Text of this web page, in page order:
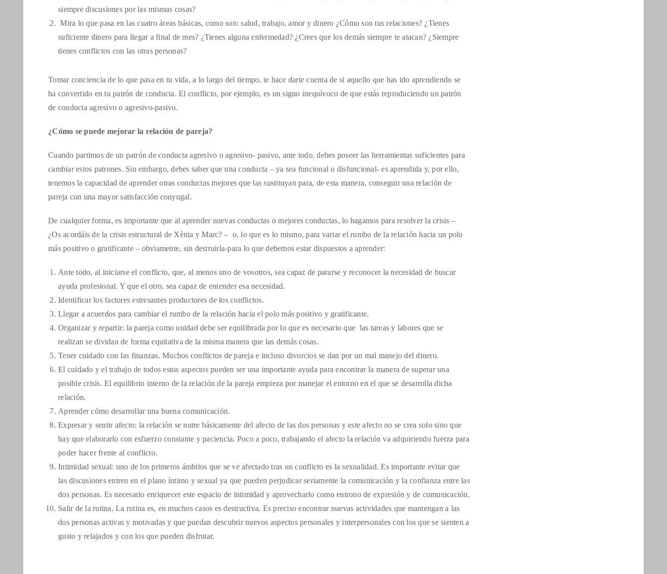
siempre discusiones por las mismas cosas?
Mira lo que pasa en las cuatro áreas básicas, como son: salud, trabajo, amor y dinero ¿Cómo son tus relaciones? ¿Tienes
suficiente dinero para llegar a final de mes? ¿Tienes alguna enfermedad? ¿Crees que los demás siempre te atacan? ¿Siempre
tienes conflictos con las otras personas?
Tomar conciencia de lo que pasa en tu vida, a lo largo del tiempo, te hace darte cuenta de si aquello que has ido aprendiendo se
ha convertido en tu patrón de conducta. El conflicto, por ejemplo, es un signo inequívoco de que estás reproduciendo un patrón
de conducta agresivo o agresivo-pasivo.
¿Cómo se puede mejorar la relación de pareja?
Cuando partimos de un patrón de conducta agresivo o agresivo- pasivo, ante todo, debes poseer las herramientas suficientes para
cambiar estos patrones. Sin embargo, debes saber que una conducta – ya sea funcional o disfuncional- es aprendida y, por ello,
tenemos la capacidad de aprender otras conductas mejores que las sustituyan para, de esta manera, conseguir una relación de
pareja con una mayor satisfacción conyugal.
De cualquier forma, es importante que al aprender nuevas conductas o mejores conductas, lo hagamos para resolver la crisis –
¿Os acordáis de la crisis estructural de Xènia y Marc? – o, lo que es lo mismo, para variar el rumbo de la relación hacia un polo
más positivo o gratificante – obviamente, sin destruirla-para lo que debemos estar dispuestos a aprender:
Ante todo, al iniciarse el conflicto, que, al menos uno de vosotros, sea capaz de pararse y reconocer la necesidad de buscar
ayuda profesional. Y que el otro, sea capaz de entender esa necesidad.
Identificar los factores estresantes productores de los conflictos.
Llegar a acuerdos para cambiar el rumbo de la relación hacia el polo más positivo y gratificante.
Organizar y repartir: la pareja como unidad debe ser equilibrada por lo que es necesario que las tareas y labores que se
realizan se dividan de forma equitativa de la misma manera que las demás cosas.
Tener cuidado con las finanzas. Muchos conflictos de pareja e incluso divorcios se dan por un mal manejo del dinero.
El cuidado y el trabajo de todos estos aspectos pueden ser una importante ayuda para encontrar la manera de superar una
posible crisis. El equilibrio interno de la relación de la pareja empieza por manejar el entorno en el que se desarrolla dicha
relación.
Aprender cómo desarrollar una buena comunicación.
Expresar y sentir afecto: la relación se nutre básicamente del afecto de las dos personas y este afecto no se crea solo sino que
hay que elaborarlo con esfuerzo constante y paciencia. Poco a poco, trabajando el afecto la relación va adquiriendo fuerza para
poder hacer frente al conflicto.
Intimidad sexual: uno de los primeros ámbitos que se ve afectado tras un conflicto es la sexualidad. Es importante evitar que
las discusiones entren en el plano íntimo y sexual ya que pueden perjudicar seriamente la comunicación y la confianza entre las
dos personas. Es necesario enriquecer este espacio de intimidad y aprovecharlo como entrono de expresión y de comunicación.
Salir de la rutina. La rutina es, en muchos casos es destructiva. Es preciso encontrar nuevas actividades que mantengan a las
dos personas activas y motivadas y que puedan descubrir nuevos aspectos personales y interpersonales con los que se sienten a
gusto y relajados y con los que pueden disfrutar.